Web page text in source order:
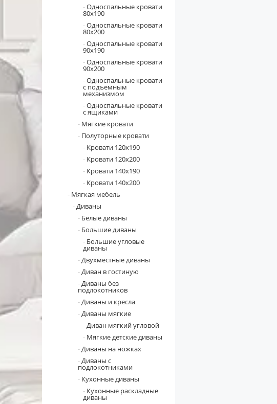
Односпальные кровати
80х190
Односпальные кровати
80х200
Односпальные кровати
90х190
Односпальные кровати
90х200
Односпальные кровати
с подъемным
механизмом
Односпальные кровати
с ящиками
Мягкие кровати
Полуторные кровати
Кровати 120x190
Кровати 120x200
Кровати 140x190
Кровати 140x200
Мягкая мебель
Диваны
Белые диваны
Большие диваны
Большие угловые
диваны
Двухместные диваны
Диван в гостиную
Диваны без
подлокотников
Диваны и кресла
Диваны мягкие
Диван мягкий угловой
Мягкие детские диваны
Диваны на ножках
Диваны с
подлокотниками
Кухонные диваны
Кухонные раскладные
диваны